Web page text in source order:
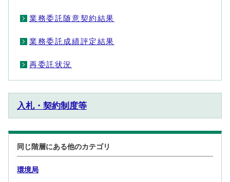
業務委託随意契約結果
業務委託成績評定結果
再委託状況
入札・契約制度等
同じ階層にある他のカテゴリ
環境局